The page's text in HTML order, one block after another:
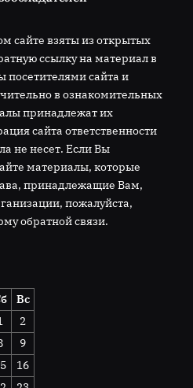
сайте взяты из открытых
ссылку на материал в
посетителями сайта и
в ознакомительных
принадлежат их
сайта ответственности
не несет. Если Вы
материалы, которые
принадлежащие Вам,
пожалуйста,
обратной связи.
Вс
2
9
16